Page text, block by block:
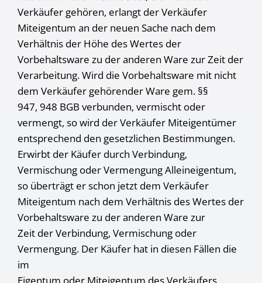
Verkäufer gehören, erlangt der Verkäufer
Miteigentum an der neuen Sache nach dem
Verhältnis der Höhe des Wertes der
Vorbehaltsware zu der anderen Ware zur Zeit der
Verarbeitung. Wird die Vorbehaltsware mit nicht
dem Verkäufer gehörender Ware gem. §§
947, 948 BGB verbunden, vermischt oder
vermengt, so wird der Verkäufer Miteigentümer
entsprechend den gesetzlichen Bestimmungen.
Erwirbt der Käufer durch Verbindung,
Vermischung oder Vermengung Alleineigentum,
so überträgt er schon jetzt dem Verkäufer
Miteigentum nach dem Verhältnis des Wertes der
Vorbehaltsware zu der anderen Ware zur
Zeit der Verbindung, Vermischung oder
Vermengung. Der Käufer hat in diesen Fällen die
im